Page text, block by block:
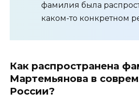
фамилия была
каком-то конкретном
Как распространена
Мартемьянова в
России?